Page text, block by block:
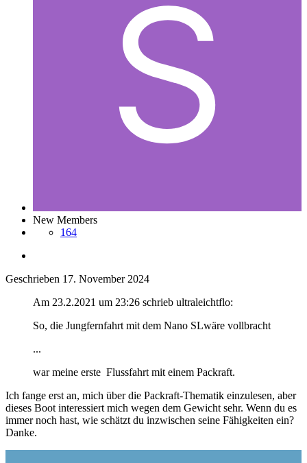
New Members
164
Geschrieben 17. November 2024
Am 23.2.2021 um 23:26 schrieb ultraleichtflo:
So, die Jungfernfahrt mit dem Nano SLwäre vollbracht
...
war meine erste Flussfahrt mit einem Packraft.
Ich fange erst an, mich über die Packraft-Thematik einzulesen, aber
dieses Boot interessiert mich wegen dem Gewicht sehr. Wenn du es
immer noch hast, wie schätzt du inzwischen seine Fähigkeiten ein?
Danke.